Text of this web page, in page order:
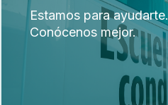
Estamos para ayudarte.
Conócenos mejor.